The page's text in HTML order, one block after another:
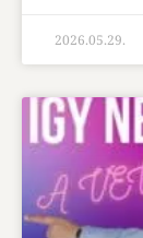
2026.05.29.